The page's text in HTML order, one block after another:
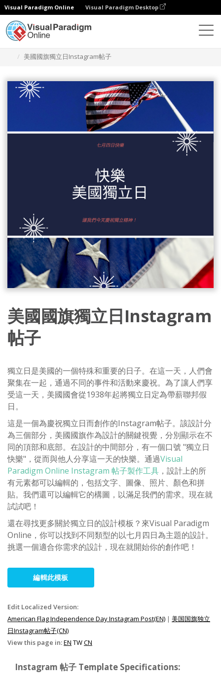
Visual Paradigm Online Visual Paradigm Desktop
美國國旗獨立日Instagram帖子
美國國旗獨立日Instagram
帖子
獨立日是美國的一個特殊和重要的日子。在這一天，人們會
聚集在一起，通過不同的事件和活動來慶祝。為了讓人們享
受這一天，美國國會從1938年起將獨立日定為帶薪聯邦假
日。
這是一個為慶祝獨立日而創作的Instagram帖子。該設計分
為三個部分，美國國旗作為設計的關鍵視覺，分別顯示在不
同的頂部和底部。在設計的中間部分，有一個口號 "獨立日
快樂"，從而與他人分享這一天的快樂。通過Visual
Paradigm Online Instagram 帖子製作工具 ，設計上的所
有元素都可以編輯的，包括文字、圖像、照片、顏色和拼
貼。我們還可以編輯它的構圖，以滿足我們的需求。現在就
試試吧！
還在尋找更多關於獨立日的設計模板？來Visual Paradigm
Online，你可以找到不同類型的以七月四日為主題的設計。
挑選一個適合你需求的設計，現在就開始你的創作吧！
編輯此模板
Edit Localized Version:
American Flag Independence Day Instagram Post(EN) | 美国国旗独立
日Instagram帖子(CN)
View this page in:EN TWCN
Instagram 帖子 Template Specifications: